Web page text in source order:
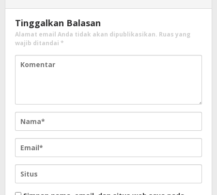
Tinggalkan Balasan
Alamat email Anda tidak akan dipublikasikan. Ruas yang
wajib ditandai *